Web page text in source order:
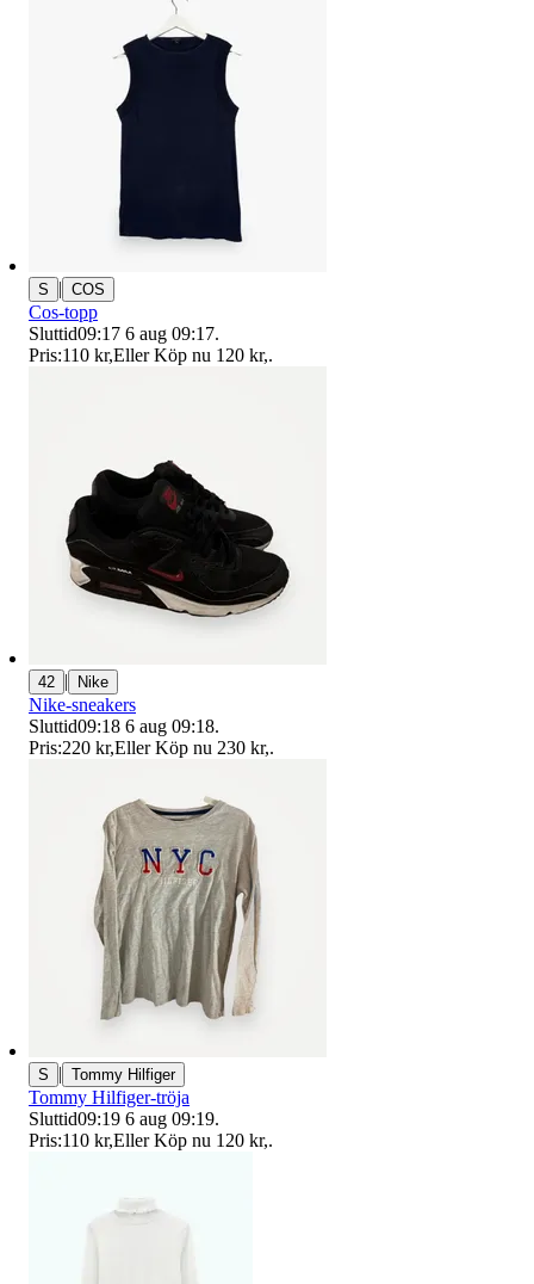
S | COS
Cos-topp
Sluttid09:17 6 aug 09:17.
Pris:110 kr,Eller Köp nu 120 kr,.
42 | Nike
Nike-sneakers
Sluttid09:18 6 aug 09:18.
Pris:220 kr,Eller Köp nu 230 kr,.
S | Tommy Hilfiger
Tommy Hilfiger-tröja
Sluttid09:19 6 aug 09:19.
Pris:110 kr,Eller Köp nu 120 kr,.